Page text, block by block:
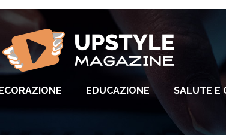
EDUCAZIONE SALUTE E